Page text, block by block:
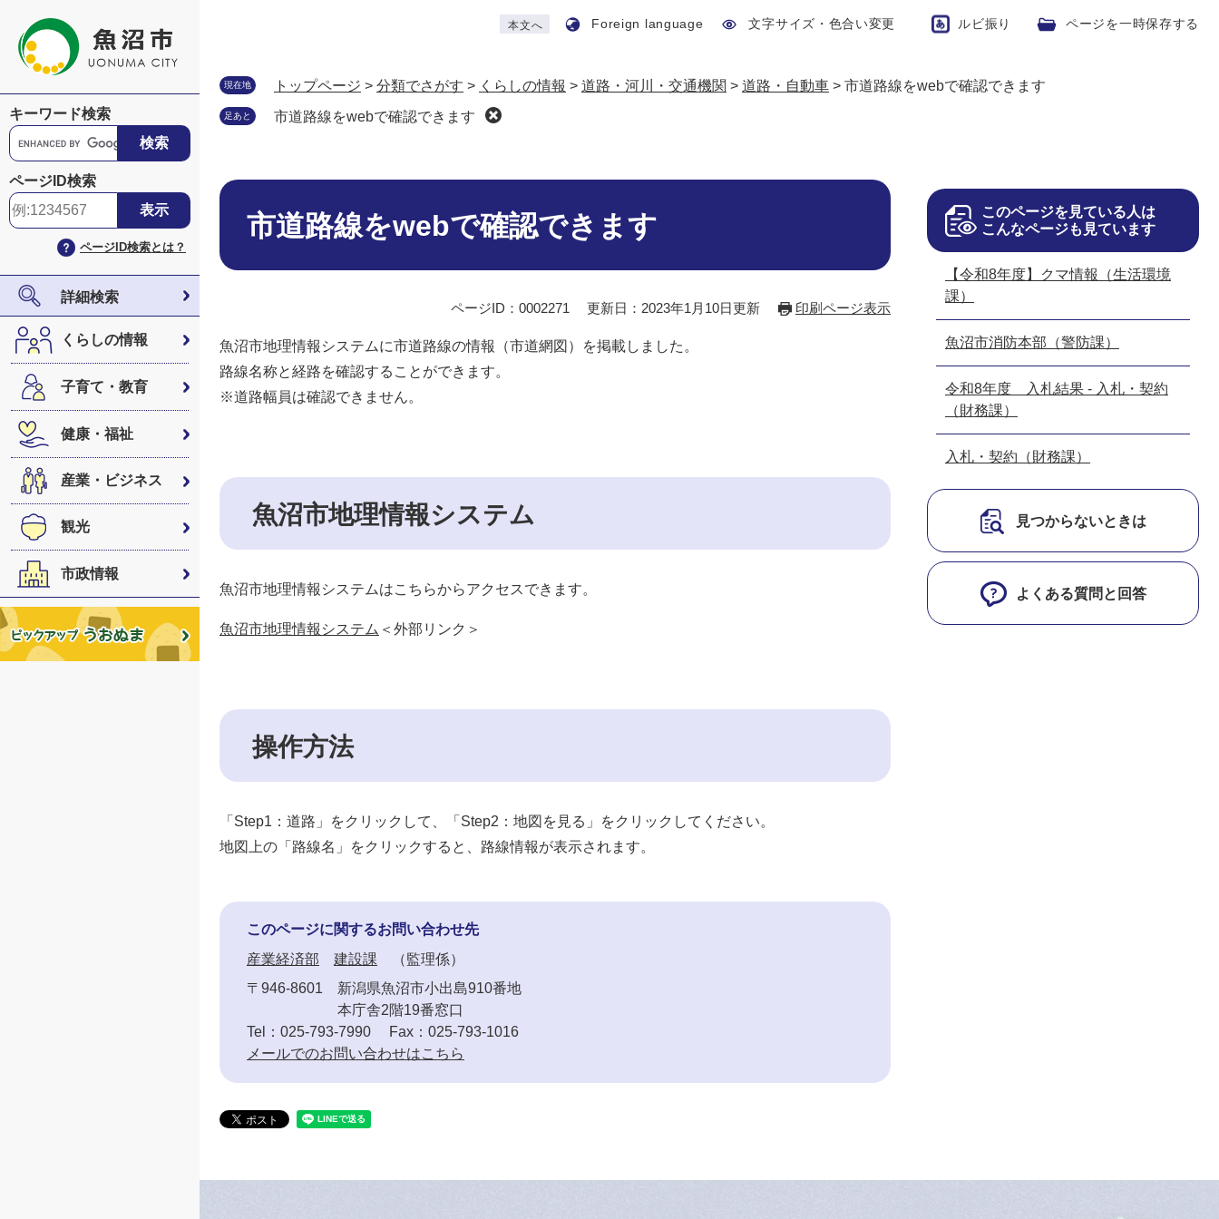
本文へ Foreign language 文字サイズ・色合い変更 ルビ振り ページを一時保存する
キーワード検索
G
o
o
g
ス
タ
ム
検
索
ページID検索
ページID検索とは？
詳細検索
くらしの情報
子育て・教育
健康・福祉
産業・ビジネス
観光
市政情報
現在地 トップページ > 分類でさがす > くらしの情報 > 道路・河川・交通機関 > 道路・自動車 > 市道路線をwebで確認できます
足あと 市道路線をwebで確認できます
本
市道路線をwebで確認できます
ページID：0002271 更新日：2023年1月10日更新 印刷ページ表示
魚沼市地理情報システムに市道路線の情報（市道網図）を掲載しました。
路線名称と経路を確認することができます。
※道路幅員は確認できません。
魚沼市地理情報システム
魚沼市地理情報システムはこちらからアクセスできます。
魚沼市地理情報システム ＜外部リンク＞
操作方法
「Step1：道路」をクリックして、「Step2：地図を見る」をクリックしてください。
地図上の「路線名」をクリックすると、路線情報が表示されます。
このページに関するお問い合わせ先
産業経済部
建設課
監理係
〒946-8601
新潟県魚沼市小出島910番地
本庁舎2階19番窓口
Tel：025-793-7990
Fax：025-793-1016
メールでのお問い合わせはこちら
このページを見ている人は
こんなページも見ています
【令和8年度】クマ情報（生活環境
課）
魚沼市消防本部（警防課）
令和8年度 入札結果 - 入札・契約
（財務課）
入札・契約（財務課）
見つからないときは
よくある質問と回答